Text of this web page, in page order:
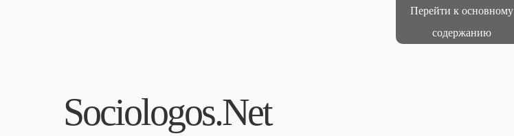
Перейти к основному
содержанию
Sociologos.Net